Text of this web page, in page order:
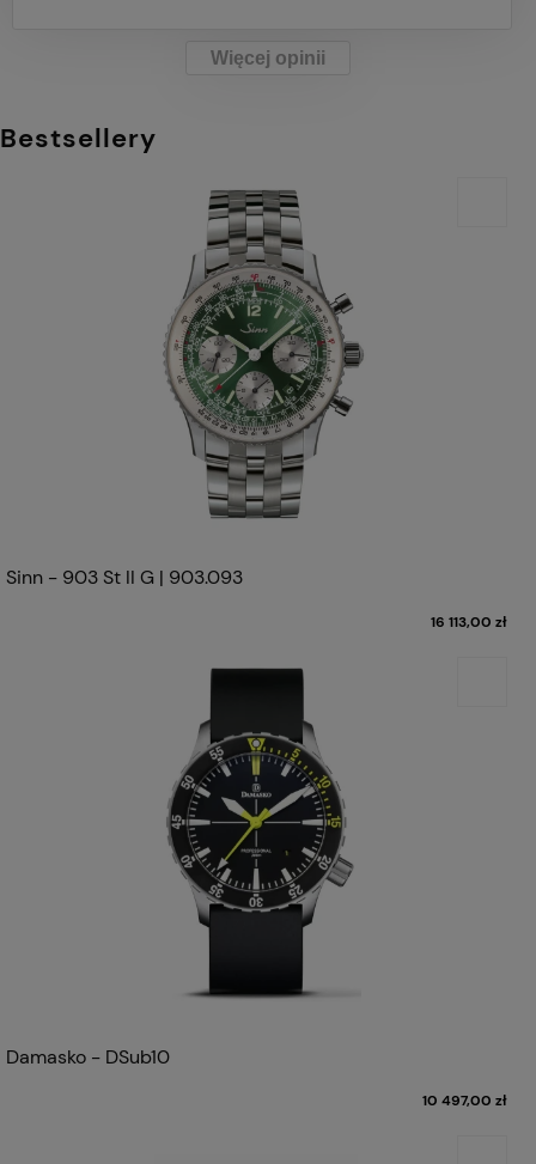
Więcej opinii
Bestsellery
Sinn - 903 St II G | 903.093
16 113,00 zł
Damasko - DSub10
10 497,00 zł